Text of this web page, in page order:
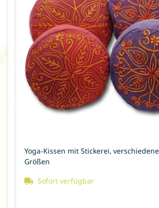
Yoga-Kissen mit Stickerei,
Größen
Sofort verfügbar